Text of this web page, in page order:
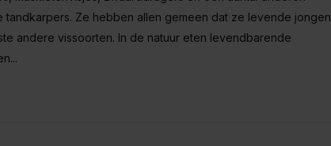
Ze hebben allen gemeen dat ze levende jongen
andere vissoorten. In de natuur eten levendbarende